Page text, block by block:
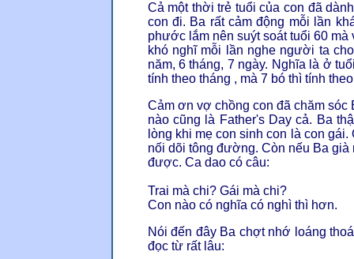
Cả một thời trẻ tuổi của con đã
con đi. Ba rất cảm động mỗi lần
phước lắm nên suýt soát tuổi 60
khó nghĩ mỗi lần nghe người ta
năm, 6 tháng, 7 ngày. Nghĩa là ở
tính theo tháng , mà 7 bó thì tính
Cảm ơn vợ chồng con đã chăm
nào cũng là Father's Day cả. Ba
lòng khi mẹ con sinh con là con
nối dõi tông đường. Còn nếu Ba già
được. Ca dao có câu:
Trai mà chi? Gái mà chi?
Con nào có nghĩa có nghì thì hơn.
Nói đến đây Ba chợt nhớ loáng
đọc từ rất lâu: